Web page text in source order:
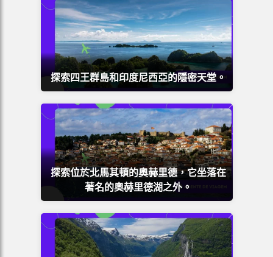
探索四王群島和印度尼西亞的隱密天堂。
探索位於北馬其頓的奧赫里德，它坐落在
著名的奧赫里德湖之外。